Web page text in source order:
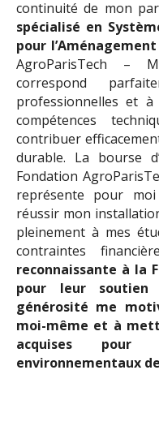
continuité de mon
spécialisé en
pour
AgroParisTech –
correspond
professionnelles et
compétences
contribuer
durable. La bourse
Fondation
représente pour
réussir mon
pleinement à mes
contraintes
reconnaissante à la
pour leur soutien
générosité me
moi-même et à
acquises pour
environnementaux